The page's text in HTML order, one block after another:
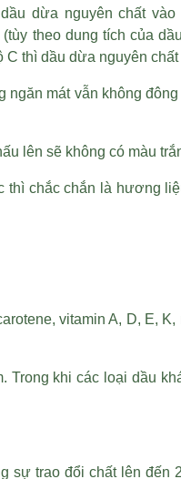
dừa nguyên chất
(tùy theo dung tích của
C thì dầu dừa nguyên
mát vẫn không
lên sẽ không có màu
chắc chắn là hương
vitamin A, D, E,
khi các loại dầu
sự trao đổi chất lên